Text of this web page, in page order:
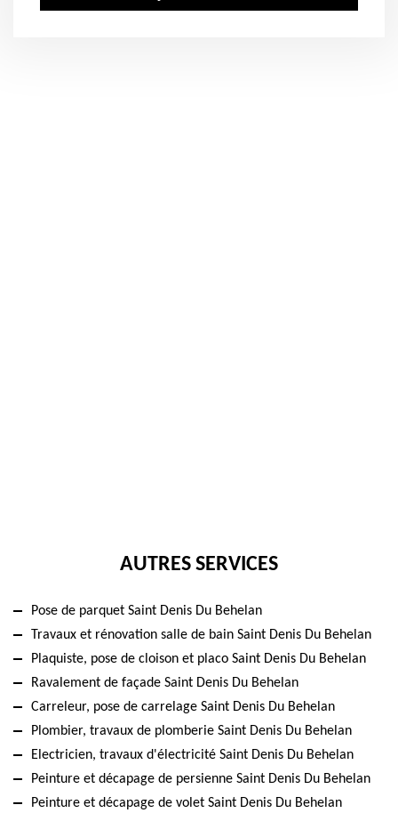
AUTRES SERVICES
Pose de parquet Saint Denis Du Behelan
Travaux et rénovation salle de bain Saint Denis Du Behelan
Plaquiste, pose de cloison et placo Saint Denis Du Behelan
Ravalement de façade Saint Denis Du Behelan
Carreleur, pose de carrelage Saint Denis Du Behelan
Plombier, travaux de plomberie Saint Denis Du Behelan
Electricien, travaux d'électricité Saint Denis Du Behelan
Peinture et décapage de persienne Saint Denis Du Behelan
Peinture et décapage de volet Saint Denis Du Behelan